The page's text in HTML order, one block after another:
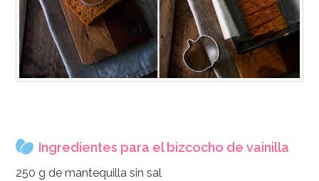
Ingredientes para el bizcocho de vainilla
250 g de mantequilla sin sal